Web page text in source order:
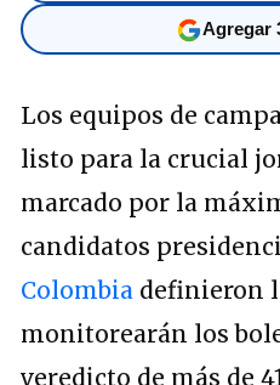
Agregar
Los equipos de
listo para la crucial
marcado por la
candidatos
Colombia definieron
monitorearán los
veredicto de más de